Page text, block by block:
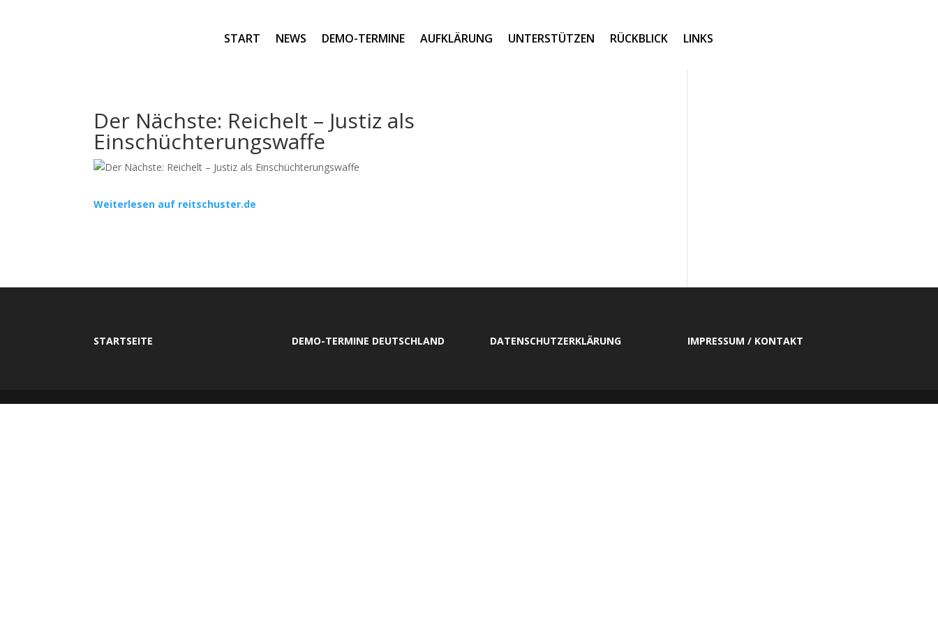
START NEWS DEMO-TERMINE AUFKLÄRUNG UNTERSTÜTZEN RÜCKBLICK LINKS
Der Nächste: Reichelt – Justiz als
Einschüchterungswaffe
Weiterlesen auf reitschuster.de
STARTSEITE DEMO-TERMINE DEUTSCHLAND DATENSCHUTZERKLÄRUNG IMPRESSUM / KONTAKT